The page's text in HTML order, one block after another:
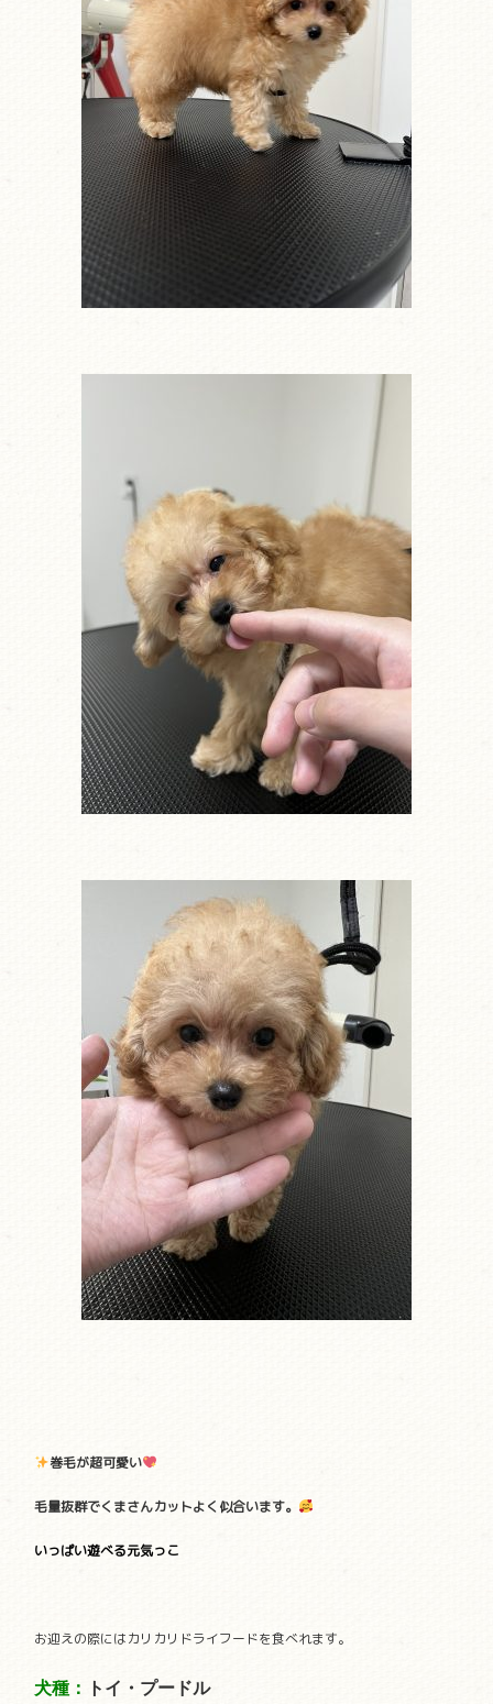
巻毛が超可愛い
毛量抜群でくまさんカットよく似合います。
いっぱい遊べる元気っこ
お迎えの際にはカリカリドライフードを食べれます。
犬種： トイ・プードル